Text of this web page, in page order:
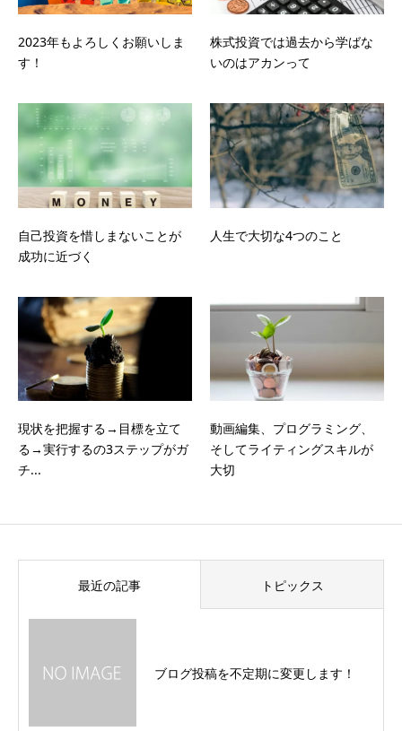
2023年もよろしくお願いしま
す！
株式投資では過去から学ばな
いのはアカンって
自己投資を惜しまないことが
成功に近づく
人生で大切な4つのこと
現状を把握する→目標を立て
る→実行するの3ステップがガ
チ...
動画編集、プログラミング、
そしてライティングスキルが
大切
最近の記事 トピックス
ブログ投稿を不定期に変更します！